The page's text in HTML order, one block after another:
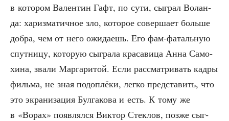
в кото­ром Вален­тин Гафт, по сути, сыг­рал Волан­
да: хариз­ма­тич­ное зло, кото­рое совер­ша­ет боль­ше
добра, чем от него ожи­да­ешь. Его фам-фаталь­ную
спут­ни­цу, кото­рую сыг­ра­ла кра­са­ви­ца Анна Само­
хи­на, зва­ли Мар­га­ри­той. Если рас­смат­ри­вать кад­ры
филь­ма, не зная подо­плё­ки, лег­ко пред­ста­вить, что
это экра­ни­за­ция Бул­га­ко­ва и есть. К тому же
в «Ворах» появ­лял­ся Вик­тор Стек­лов, поз­же сыг­